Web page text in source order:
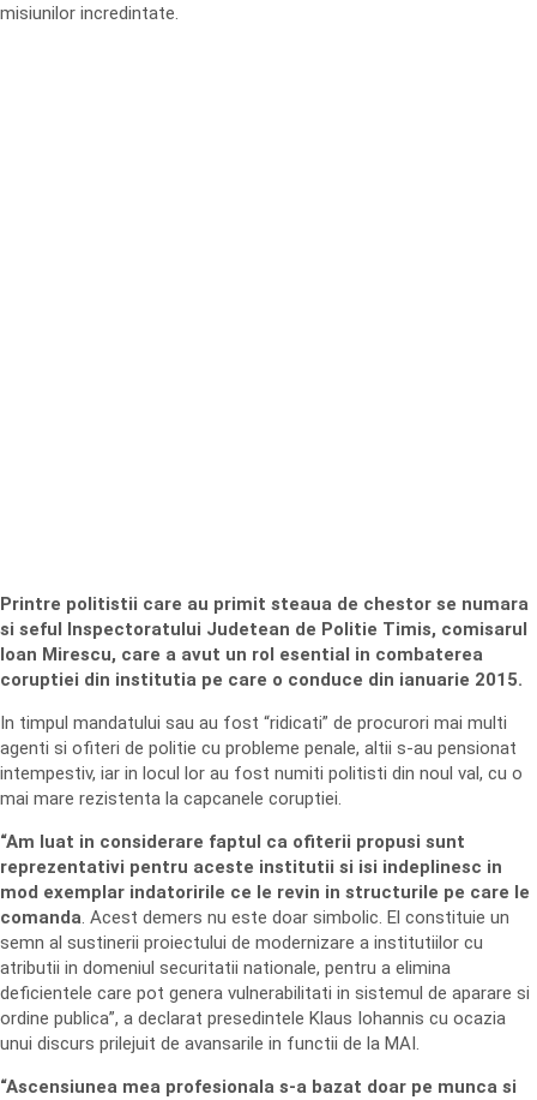
misiunilor incredintate.
Printre politistii care au primit steaua de chestor se numara
si seful Inspectoratului Judetean de Politie Timis, comisarul
Ioan Mirescu, care a avut un rol esential in combaterea
coruptiei din institutia pe care o conduce din ianuarie 2015.
In timpul mandatului sau au fost “ridicati” de procurori mai multi
agenti si ofiteri de politie cu probleme penale, altii s-au pensionat
intempestiv, iar in locul lor au fost numiti politisti din noul val, cu o
mai mare rezistenta la capcanele coruptiei.
“Am luat in considerare faptul ca ofiterii propusi sunt
reprezentativi pentru aceste institutii si isi indeplinesc in
mod exemplar indatoririle ce le revin in structurile pe care le
comanda. Acest demers nu este doar simbolic. El constituie un
semn al sustinerii proiectului de modernizare a institutiilor cu
atributii in domeniul securitatii nationale, pentru a elimina
deficientele care pot genera vulnerabilitati in sistemul de aparare si
ordine publica”, a declarat presedintele Klaus Iohannis cu ocazia
unui discurs prilejuit de avansarile in functii de la MAI.
“Ascensiunea mea profesionala s-a bazat doar pe munca si